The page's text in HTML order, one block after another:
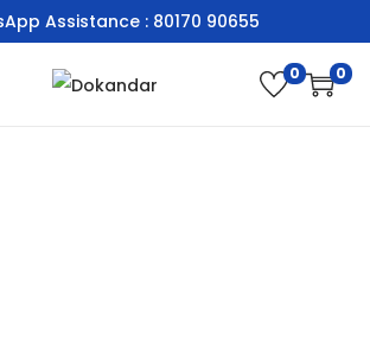
Assistance : 80170 90655
0 0